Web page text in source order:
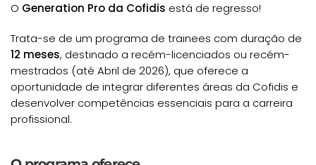
O Generation Pro da Cofidis está de regresso!
Trata-se de um programa de trainees com duração de
12 meses, destinado a recém-licenciados ou recém-
mestrados (até Abril de 2026), que oferece a
oportunidade de integrar diferentes áreas da Cofidis e
desenvolver competências essenciais para a carreira
profissional.